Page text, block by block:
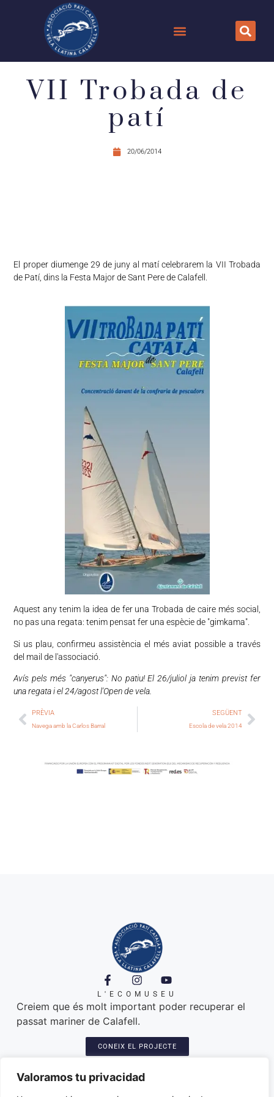
Valoramos tu privacidad
VII Trobada de
patí
20/06/2014
El proper diumenge 29 de juny al matí celebrarem la VII Trobada
de Patí, dins la Festa Major de Sant Pere de Calafell.
Aquest any tenim la idea de fer una Trobada de caire més social,
no pas una regata: tenim pensat fer una espècie de "gimkama".
Si us plau, confirmeu assistència el més aviat possible a través
del mail de l'associació.
Avís pels més "canyerus": No patiu! El 26/juliol ja tenim previst fer
una regata i el 24/agost l'Open de vela.
PRÈVIA
Navega amb la Carlos Barral
SEGÜENT
Escola de vela 2014
L'ECOMUSEU
Creiem que és molt important poder recuperar el
passat mariner de Calafell.
CONEIX EL PROJECTE
Platja de Calafell. 43820
Seu: Carretera del Sanatori, 3